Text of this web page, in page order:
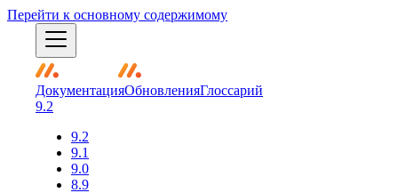
Перейти к основному содержимому
ДокументацияОбновленияГлоссарий
9.2
9.2
9.1
9.0
8.9